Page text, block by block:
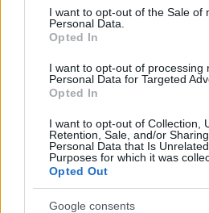
consent section.
I want to opt-out of the Sale of
Personal Data.
Opted In
I want to opt-out of processing
Personal Data for Targeted
Opted In
I want to opt-out of Collection,
Retention, Sale, and/or
Personal Data that Is
Purposes for which it was
Opted Out
Google consents
του Δήμου Αθηναίων στο
Γεωγραφική Υπηρεσία
κατεδάφιση, εν ανάγκη με
αστυνομίας, της περίφραξης
υψώσει η Γ.Υ.Σ. γύρω από το,
χαρακτηριζόμενο ως
χώρο που προοριζόταν για
του Άρεως.